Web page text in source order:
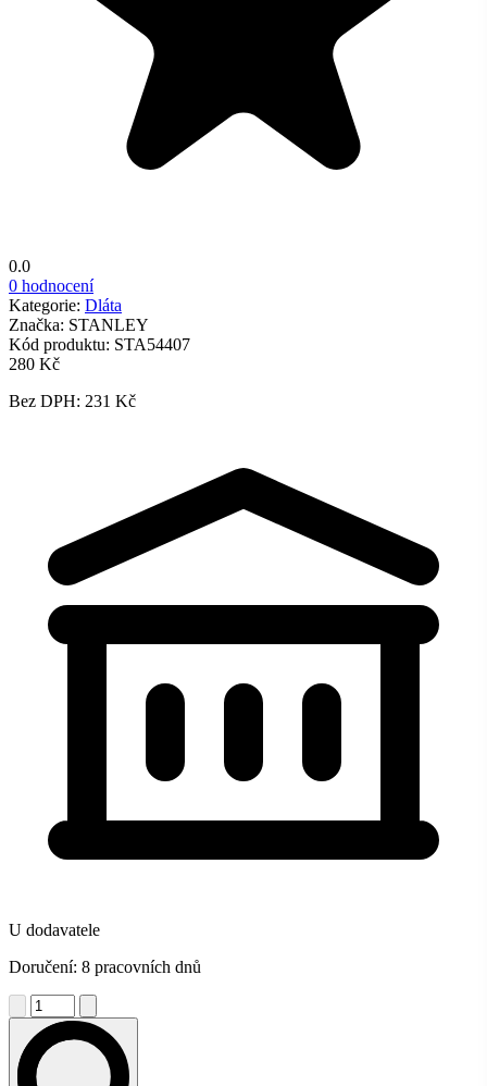
0.0
0 hodnocení
Kategorie: Dláta
Značka: STANLEY
Kód produktu: STA54407
280 Kč
Bez DPH: 231 Kč
U dodavatele
Doručení: 8 pracovních dnů